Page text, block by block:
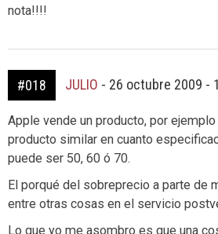
nota!!!!
#018 JULIO - 26 octubre 2009 -
Apple vende un producto, por ejemplo
producto similar en cuanto
puede ser 50, 60 ó 70.
El porqué del sobreprecio a parte de
entre otras cosas en el servicio
Lo que yo me asombro es que una